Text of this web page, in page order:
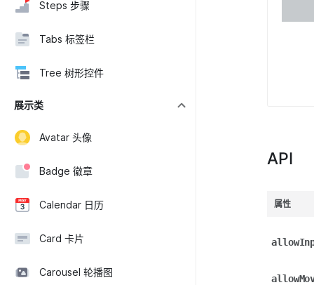
Steps 步骤
Tabs 标签栏
Tree 树形控件
展示类
Avatar 头像
Badge 徽章
Calendar 日历
Card 卡片
Carousel 轮播图
API
属性